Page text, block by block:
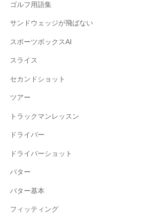
ゴルフ用語集
サンドウェッジが飛ばない
スポーツボックスAI
スライス
セカンドショット
ツアー
トラックマンレッスン
ドライバー
ドライバーショット
パター
パター基本
フィッティング